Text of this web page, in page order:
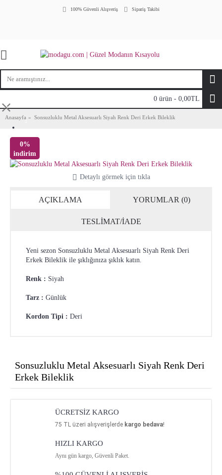
100% Güvenli Alışveriş Sipariş Takibi
⤬
0 ürün - 0,00TL
Anasayfa Sonsuzluklu Metal Aksesuarlı Siyah Renk Deri Erkek Bileklik
0%
indirim
Detaylı görmek için tıkla
AÇIKLAMA YORUMLAR (0)
TESLİMAT/İADE
Yeni sezon Sonsuzluklu Metal Aksesuarlı Siyah Renk Deri
Erkek Bileklik ile şıklığınıza şıklık katın.
Renk : Siyah
Tarz : Günlük
Kordon Tipi : Deri
Sonsuzluklu Metal Aksesuarlı Siyah Renk Deri
Erkek Bileklik
ÜCRETSİZ KARGO
75 TL üzeri alışverişlerde kargo bedava!
HIZLI KARGO
Aynı gün kargo, Güvenli Paket.